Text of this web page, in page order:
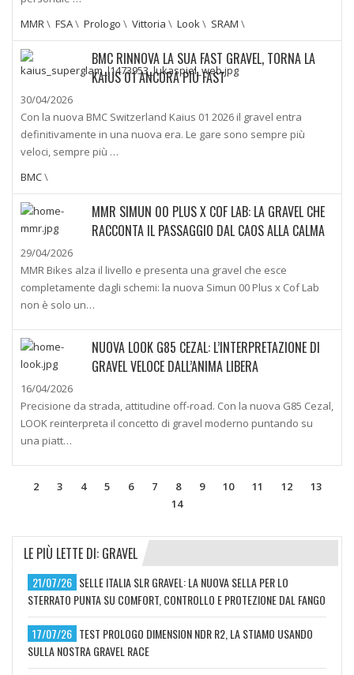
MMR \ FSA\ Prologo \ Vittoria \ Look \ SRAM \
BMC RINNOVA LA SUA FAST GRAVEL, TORNA LA
KAIUS 01 ANCORA PIÙ FAST
30/04/2026
Con la nuova BMC Switzerland Kaius 01 2026 il gravel entra
definitivamente in una nuova era. Le gare sono sempre più
veloci, sempre più …
BMC\
MMR SIMUN 00 PLUS X COF LAB: LA GRAVEL CHE
RACCONTA IL PASSAGGIO DAL CAOS ALLA CALMA
29/04/2026
MMR Bikes alza il livello e presenta una gravel che esce
completamente dagli schemi: la nuova Simun 00 Plus x Cof Lab
non è solo un…
NUOVA LOOK G85 CEZAL: L’INTERPRETAZIONE DI
GRAVEL VELOCE DALL’ANIMA LIBERA
16/04/2026
Precisione da strada, attitudine off-road. Con la nuova G85 Cezal,
LOOK reinterpreta il concetto di gravel moderno puntando su
una piatt…
2 3 4 5 6 7 8 9 10 11 12
13
14
LE PIÙ LETTE DI: GRAVEL
21/07/26 SELLE ITALIA SLR GRAVEL: LA NUOVA SELLA PER LO
STERRATO PUNTA SU COMFORT, CONTROLLO E PROTEZIONE DAL FANGO
17/07/26 TEST PROLOGO DIMENSION NDR R2, LA STIAMO USANDO
SULLA NOSTRA GRAVEL RACE